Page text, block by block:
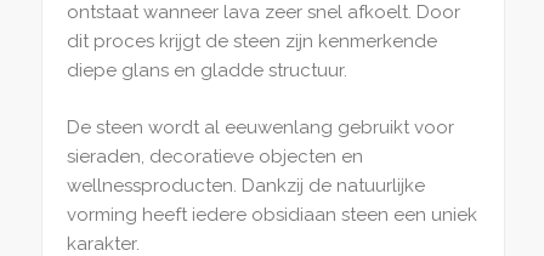
ontstaat wanneer lava zeer snel afkoelt. Door
dit proces krijgt de steen zijn kenmerkende
diepe glans en gladde structuur.
De steen wordt al eeuwenlang gebruikt voor
sieraden, decoratieve objecten en
wellnessproducten. Dankzij de natuurlijke
vorming heeft iedere obsidiaan steen een uniek
karakter.